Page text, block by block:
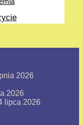
2026
2026
lipca 2026